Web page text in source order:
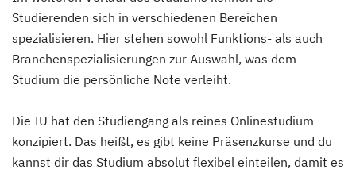
Studierenden sich in verschiedenen Bereichen
spezialisieren. Hier stehen sowohl Funktions- als auch
Branchenspezialisierungen zur Auswahl, was dem
Studium die persönliche Note verleiht.
Die IU hat den Studiengang als reines Onlinestudium
konzipiert. Das heißt, es gibt keine Präsenzkurse und du
kannst dir das Studium absolut flexibel einteilen, damit es